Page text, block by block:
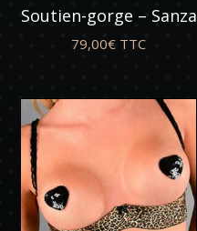
Soutien-gorge – Sanza
79,00€ TTC